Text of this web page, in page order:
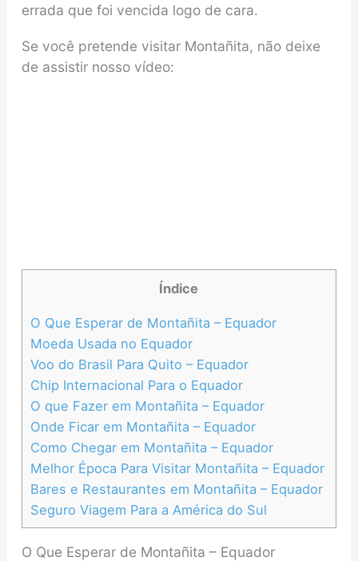
errada que foi vencida logo de cara.
Se você pretende visitar Montañita, não deixe
de assistir nosso vídeo:
Índice
O Que Esperar de Montañita – Equador
Moeda Usada no Equador
Voo do Brasil Para Quito – Equador
Chip Internacional Para o Equador
O que Fazer em Montañita – Equador
Onde Ficar em Montañita – Equador
Como Chegar em Montañita – Equador
Melhor Época Para Visitar Montañita – Equador
Bares e Restaurantes em Montañita – Equador
Seguro Viagem Para a América do Sul
O Que Esperar de Montañita – Equador